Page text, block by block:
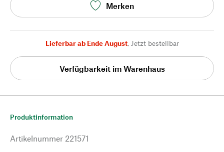
Merken
Lieferbar ab Ende August, Jetzt bestellbar
Verfügbarkeit im Warenhaus
Produktinformation
Artikelnummer 221571